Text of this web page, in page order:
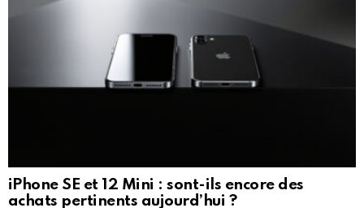
iPhone SE et 12 Mini : sont-ils encore des
achats pertinents aujourd’hui ?